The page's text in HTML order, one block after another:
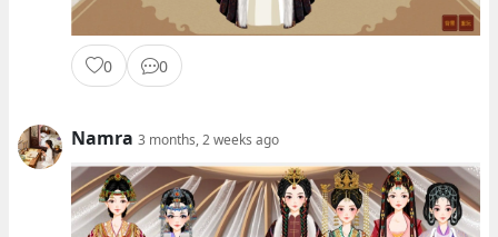
0 0
Namra 3 months, 2 weeks ago